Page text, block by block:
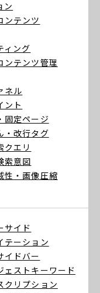
ン
ンテンツ
ィング
ンテンツ管理
ネル
ント
固定ページ
・改行タグ
クエリ
索意図
性 ・画像圧縮
サイド
テーション
イドバー
ェストキーワード
クリプション